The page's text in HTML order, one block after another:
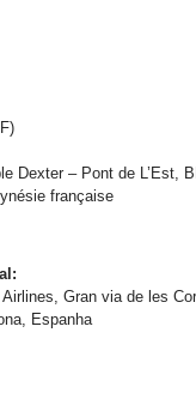
Dexter – Pont de L’Est,
française
Gran via de les
Espanha